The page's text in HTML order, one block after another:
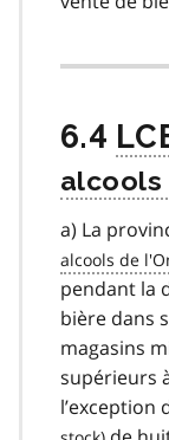
6.4
a) La
pendant la
bière dans
magasins
supérieurs
l’exception